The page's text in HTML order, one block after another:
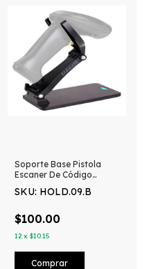
Soporte Base Pistola
Escaner De Código
SKU: HOLD.09.B
$100.00
12 x $10.15